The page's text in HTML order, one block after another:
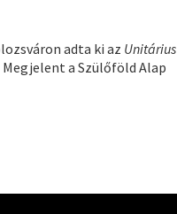
adta ki az Unitárius
a Szülőföld Alap